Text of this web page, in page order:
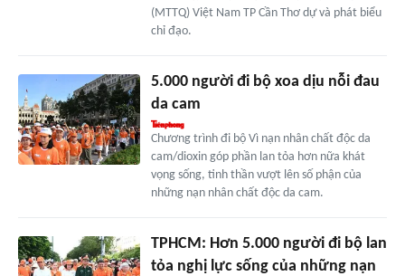
(MTTQ) Việt Nam TP Cần Thơ dự và phát biểu
chỉ đạo.
5.000 người đi bộ xoa dịu nỗi đau
da cam
Chương trình đi bộ Vì nạn nhân chất độc da
cam/dioxin góp phần lan tỏa hơn nữa khát
vọng sống, tinh thần vượt lên số phận của
những nạn nhân chất độc da cam.
TPHCM: Hơn 5.000 người đi bộ lan
tỏa nghị lực sống của những nạn